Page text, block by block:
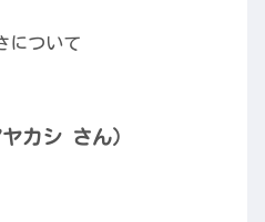
について
カシ さん）